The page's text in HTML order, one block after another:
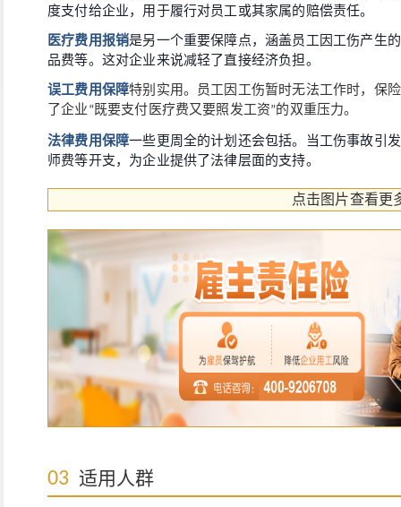
度支付给企业，用于履行对员工或其家属的赔偿责任。
医疗费用报销是另一个重要保障点，涵盖员工因工伤产生
品费等。这对企业来说减轻了直接经济负担。
误工费用保障特别实用。员工因工伤暂时无法工作时，保
了企业 “既要支付医疗费又要照发工资”的双重压力。
法律费用保障一些更周全的计划还会包括。当工伤事故引
师费等开支，为企业提供了法律层面的支持。
点击图片查看更
03 适用人群